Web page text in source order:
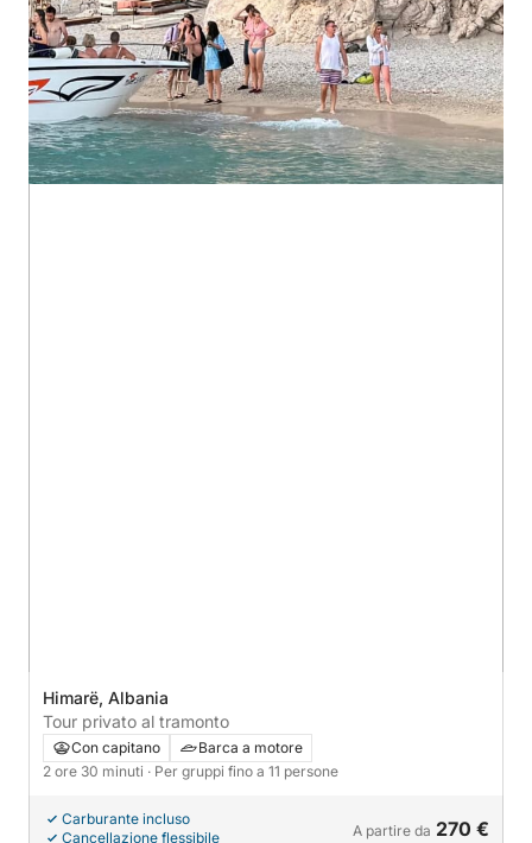
Himarë, Albania
Tour privato al tramonto
Con capitano
Barca a motore
2 ore 30 minuti · Per gruppi fino a 11 persone
Carburante incluso
Cancellazione flessibile
A partire da 270 €